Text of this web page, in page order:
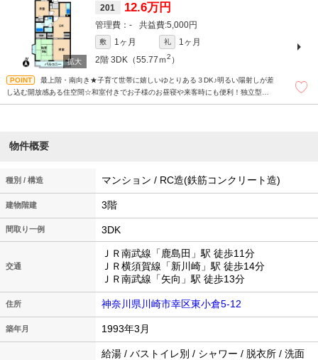
201 12.6万円
- 5,000円
敷 1ヶ月 礼
1ヶ月
2階 3DK（55.77ｍ2 ）
最上階・南向き★子育て世帯に嬉しいゆとりある３DK♪明るい陽射しが差
し込む開放感ある住空間☆和室付きでお子様のお昼寝や来客時にも便利！独立型キ
物件概要
種別 / 構造 マンション / RC造(鉄筋コンクリート造)
建物階建 3階
間取り一例 3DK
交通
ＪＲ南武線「鹿島田」駅 徒歩11分
ＪＲ横須賀線「新川崎」駅 徒歩14分
ＪＲ南武線「矢向」駅 徒歩13分
住所 神奈川県川崎市幸区東小倉5-12
築年月 1993年3月
給湯 / バストイレ別 / シャワー / 脱衣所 / 洗面